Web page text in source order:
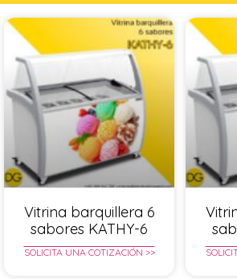
Vitrina barquillera 6
sabores KATHY-6
SOLICITA UNA COTIZACIÓN >>